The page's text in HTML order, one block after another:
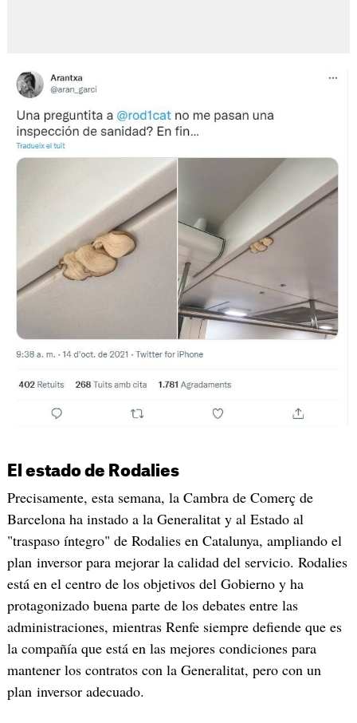
El estado de Rodalies
Precisamente, esta semana, la Cambra de Comerç de
Barcelona ha instado a la Generalitat y al Estado al
"traspaso íntegro" de Rodalies en Catalunya, ampliando el
plan inversor para mejorar la calidad del servicio. Rodalies
está en el centro de los objetivos del Gobierno y ha
protagonizado buena parte de los debates entre las
administraciones, mientras Renfe siempre defiende que es
la compañía que está en las mejores condiciones para
mantener los contratos con la Generalitat, pero con un
plan inversor adecuado.